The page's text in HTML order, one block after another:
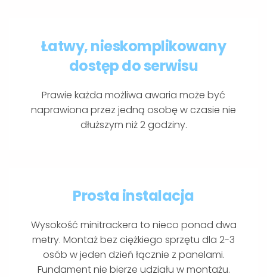
Łatwy, nieskomplikowany
dostęp do serwisu
Prawie każda możliwa awaria może być
naprawiona przez jedną osobę w czasie nie
dłuższym niż 2 godziny.
Prosta instalacja
Wysokość minitrackera to nieco ponad dwa
metry. Montaż bez ciężkiego sprzętu dla 2-3
osób w jeden dzień łącznie z panelami.
Fundament nie bierze udziału w montażu.